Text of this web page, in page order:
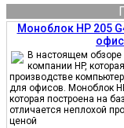
Моноблок HP 205
В настоящем
компании HP,
производстве
для офисов. Моноблок
которая построена на
отличается неплохой
ценой